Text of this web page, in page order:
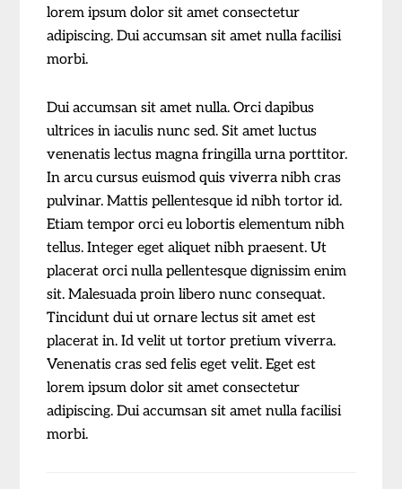
lorem ipsum dolor sit amet consectetur
adipiscing. Dui accumsan sit amet nulla facilisi
morbi.
Dui accumsan sit amet nulla. Orci dapibus
ultrices in iaculis nunc sed. Sit amet luctus
venenatis lectus magna fringilla urna porttitor.
In arcu cursus euismod quis viverra nibh cras
pulvinar. Mattis pellentesque id nibh tortor id.
Etiam tempor orci eu lobortis elementum nibh
tellus. Integer eget aliquet nibh praesent. Ut
placerat orci nulla pellentesque dignissim enim
sit. Malesuada proin libero nunc consequat.
Tincidunt dui ut ornare lectus sit amet est
placerat in. Id velit ut tortor pretium viverra.
Venenatis cras sed felis eget velit. Eget est
lorem ipsum dolor sit amet consectetur
adipiscing. Dui accumsan sit amet nulla facilisi
morbi.